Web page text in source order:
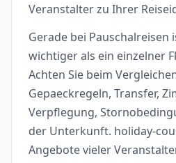
Veranstalter zu Ihrer
Gerade bei Pauschalreisen
wichtiger als ein einzelner
Achten Sie beim
Gepaeckregeln, Transfer,
Verpflegung,
der Unterkunft. holiday-
Angebote vieler